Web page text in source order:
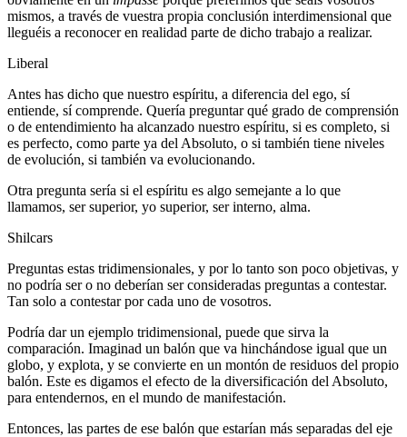
mismos, a través de vuestra propia conclusión interdimensional que
lleguéis a reconocer en realidad parte de dicho trabajo a realizar.
Liberal
Antes has dicho que nuestro espíritu, a diferencia del ego, sí
entiende, sí comprende. Quería preguntar qué grado de comprensión
o de entendimiento ha alcanzado nuestro espíritu, si es completo, si
es perfecto, como parte ya del Absoluto, o si también tiene niveles
de evolución, si también va evolucionando.
Otra pregunta sería si el espíritu es algo semejante a lo que
llamamos, ser superior, yo superior, ser interno, alma.
Shilcars
Preguntas estas tridimensionales, y por lo tanto son poco objetivas, y
no podría ser o no deberían ser consideradas preguntas a contestar.
Tan solo a contestar por cada uno de vosotros.
Podría dar un ejemplo tridimensional, puede que sirva la
comparación. Imaginad un balón que va hinchándose igual que un
globo, y explota, y se convierte en un montón de residuos del propio
balón. Este es digamos el efecto de la diversificación del Absoluto,
para entendernos, en el mundo de manifestación.
Entonces, las partes de ese balón que estarían más separadas del eje